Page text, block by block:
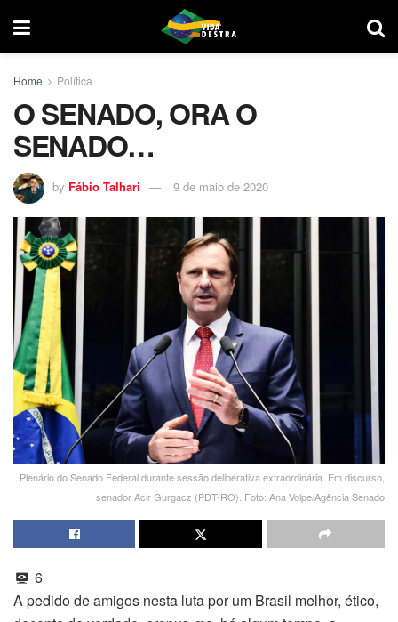
Home Política
O SENADO, ORA O
SENADO…
by Fábio Talhari 9 de maio de 2020
Plenário do Senado Federal durante sessão deliberativa extraordinária. Em discurso,
senador Acir Gurgacz (PDT-RO). Foto: Ana Volpe/Agência Senado
6
A pedido de amigos nesta luta por um Brasil melhor, ético,